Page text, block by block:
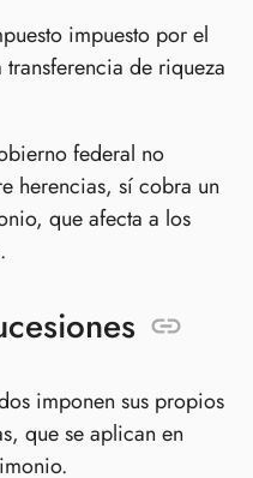
impuesto por el
de riqueza
federal no
herencias, sí cobra un
que afecta a los
imponen sus propios
que se aplican en